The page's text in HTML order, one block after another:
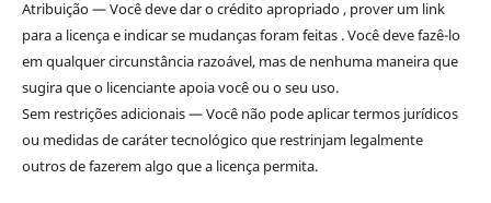
Atribuição — Você deve dar o crédito apropriado , prover um link
para a licença e indicar se mudanças foram feitas . Você deve fazê-lo
em qualquer circunstância razoável, mas de nenhuma maneira que
sugira que o licenciante apoia você ou o seu uso.
Sem restrições adicionais — Você não pode aplicar termos jurídicos
ou medidas de caráter tecnológico que restrinjam legalmente
outros de fazerem algo que a licença permita.